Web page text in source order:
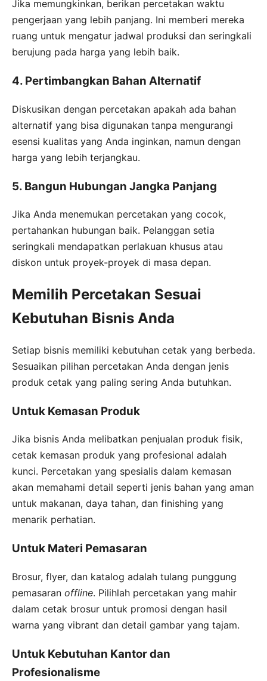
Jika memungkinkan, berikan percetakan waktu
pengerjaan yang lebih panjang. Ini memberi mereka
ruang untuk mengatur jadwal produksi dan seringkali
berujung pada harga yang lebih baik.
4. Pertimbangkan Bahan Alternatif
Diskusikan dengan percetakan apakah ada bahan
alternatif yang bisa digunakan tanpa mengurangi
esensi kualitas yang Anda inginkan, namun dengan
harga yang lebih terjangkau.
5. Bangun Hubungan Jangka Panjang
Jika Anda menemukan percetakan yang cocok,
pertahankan hubungan baik. Pelanggan setia
seringkali mendapatkan perlakuan khusus atau
diskon untuk proyek-proyek di masa depan.
Memilih Percetakan Sesuai
Kebutuhan Bisnis Anda
Setiap bisnis memiliki kebutuhan cetak yang berbeda.
Sesuaikan pilihan percetakan Anda dengan jenis
produk cetak yang paling sering Anda butuhkan.
Untuk Kemasan Produk
Jika bisnis Anda melibatkan penjualan produk fisik,
cetak kemasan produk yang profesional adalah
kunci. Percetakan yang spesialis dalam kemasan
akan memahami detail seperti jenis bahan yang aman
untuk makanan, daya tahan, dan finishing yang
menarik perhatian.
Untuk Materi Pemasaran
Brosur, flyer, dan katalog adalah tulang punggung
pemasaran offline. Pilihlah percetakan yang mahir
dalam cetak brosur untuk promosi dengan hasil
warna yang vibrant dan detail gambar yang tajam.
Untuk Kebutuhan Kantor dan
Profesionalisme